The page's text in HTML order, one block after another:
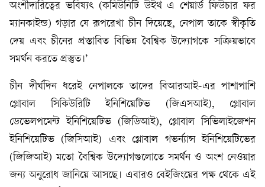
অংশীদারিত্বের ভবিষ্যৎ (কমিউনিটি উইথ এ শেয়ার্ড ফিউচার ফর
ম্যানকাইন্ড) গড়ার যে রূপরেখা চীন দিয়েছে, নেপাল তাকে স্বীকৃতি
দেয় এবং চীনের প্রস্তাবিত বিভিন্ন বৈশ্বিক উদ্যোগকে সক্রিয়ভাবে
সমর্থন করতে প্রস্তুত।’
চীন দীর্ঘদিন ধরেই নেপালকে তাদের বিআরআই-এর পাশাপাশি
গ্লোবাল সিকিউরিটি ইনিশিয়েটিভ (জিএসআই), গ্লোবাল
ডেভেলপমেন্ট ইনিশিয়েটিভ (জিডিআই), গ্লোবাল সিভিলাইজেশন
ইনিশিয়েটিভ (জিসিআই) এবং গ্লোবাল গভর্ন্যান্স ইনিশিয়েটিভের
(জিজিআই) মতো বৈশ্বিক উদ্যোগগুলোতে সমর্থন ও অংশ নেওয়ার
জন্য অনুরোধ জানিয়ে আসছে। এবারও বেইজিংয়ের পক্ষ থেকে এই